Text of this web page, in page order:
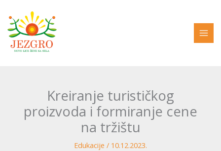
sadržaj
Kreiranje turističkog
proizvoda i formiranje cene
na tržištu
Edukacije / 10.12.2023.